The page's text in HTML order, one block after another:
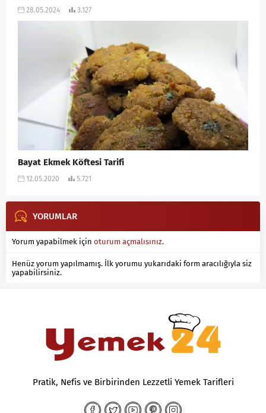
28.05.2024 3.127
Bayat Ekmek Köftesi Tarifi
12.05.2020 5.721
YORUMLAR
Yorum yapabilmek için oturum açmalısınız.
Henüz yorum yapılmamış. İlk yorumu yukarıdaki form aracılığıyla siz
yapabilirsiniz.
Pratik, Nefis ve Birbirinden Lezzetli Yemek Tarifleri